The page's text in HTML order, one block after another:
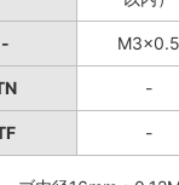
- M3×0.5
-
-